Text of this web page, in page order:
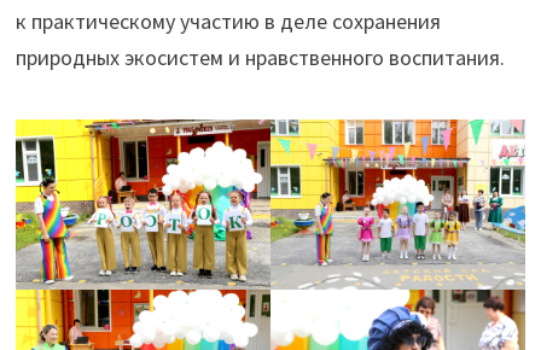
к практическому участию в деле сохранения
природных экосистем и нравственного воспитания.